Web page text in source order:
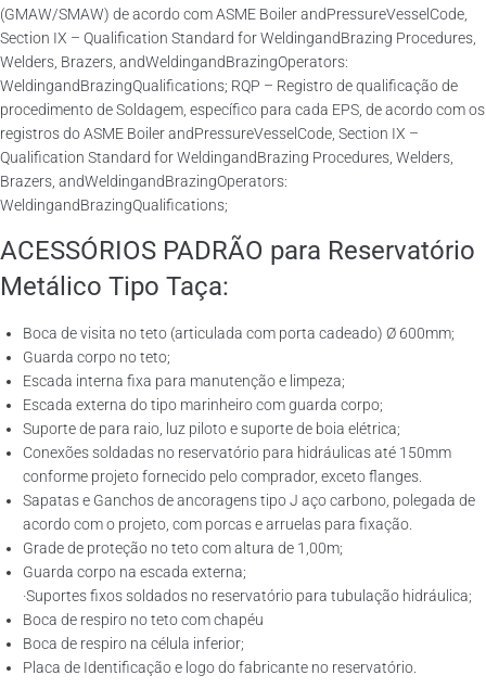
(GMAW/SMAW) de acordo com ASME Boiler andPressureVesselCode,
Section IX – Qualification Standard for WeldingandBrazing Procedures,
Welders, Brazers, andWeldingandBrazingOperators:
WeldingandBrazingQualifications; RQP – Registro de qualificação de
procedimento de Soldagem, específico para cada EPS, de acordo com os
registros do ASME Boiler andPressureVesselCode, Section IX –
Qualification Standard for WeldingandBrazing Procedures, Welders,
Brazers, andWeldingandBrazingOperators:
WeldingandBrazingQualifications;
ACESSÓRIOS PADRÃO para Reservatório
Metálico Tipo Taça:
Boca de visita no teto (articulada com porta cadeado) Ø 600mm;
Guarda corpo no teto;
Escada interna fixa para manutenção e limpeza;
Escada externa do tipo marinheiro com guarda corpo;
Suporte de para raio, luz piloto e suporte de boia elétrica;
Conexões soldadas no reservatório para hidráulicas até 150mm
conforme projeto fornecido pelo comprador, exceto flanges.
Sapatas e Ganchos de ancoragens tipo J aço carbono, polegada de
acordo com o projeto, com porcas e arruelas para fixação.
Grade de proteção no teto com altura de 1,00m;
Guarda corpo na escada externa;
·Suportes fixos soldados no reservatório para tubulação hidráulica;
Boca de respiro no teto com chapéu
Boca de respiro na célula inferior;
Placa de Identificação e logo do fabricante no reservatório.